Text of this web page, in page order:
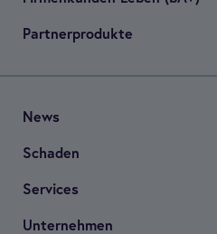
Part­ner­pro­dukte
News
Scha­den
Ser­vices
Unter­neh­men